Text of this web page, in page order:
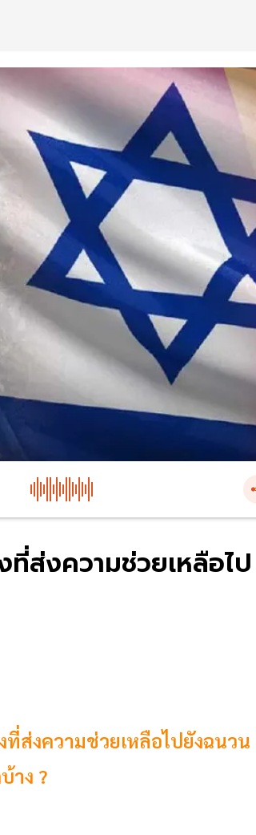
ที่ส่งความช่วยเหลือไป
ส่งความช่วยเหลือไปยังฉนวน
าง ?